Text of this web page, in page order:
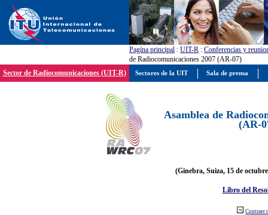
Pagína principal : UIT-R : Conferencias y
de Radiocomunicaciones 2007 (AR-07)
Sector de Radiocomunicaciones (UIT-R)
Asamblea de
(AR-
(Ginebra, Suiza, 15 de
Libro del
Contraer
Sectores de la UIT Sala de prensa